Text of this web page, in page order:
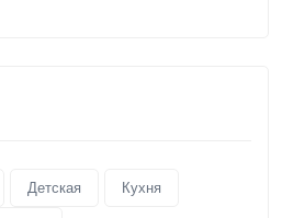
Детская
Кухня